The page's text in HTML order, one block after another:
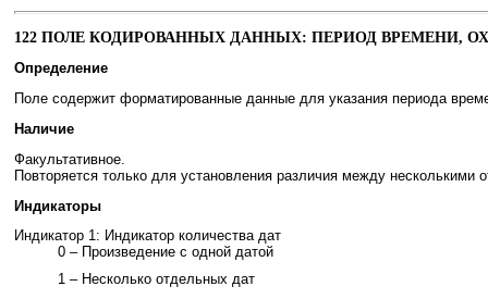
122 ПОЛЕ КОДИРОВАННЫХ ДАННЫХ: ПЕРИОД ВРЕМЕНИ,
Определение
Поле содержит форматированные данные для указания периода
Наличие
Факультативное.
Повторяется только для установления различия между
Индикаторы
Индикатор 1: Индикатор количества дат
0 – Произведение с одной датой
1 – Несколько отдельных дат